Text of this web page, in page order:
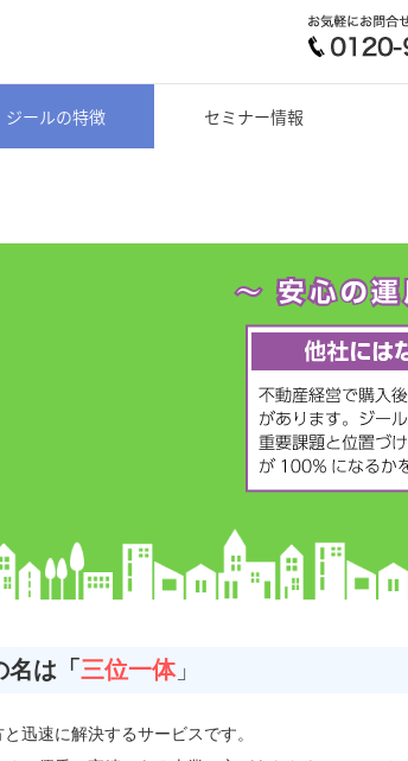
ジールの特徴 セミナー情報
は「 三位一体」
迅速に解決するサービスです。